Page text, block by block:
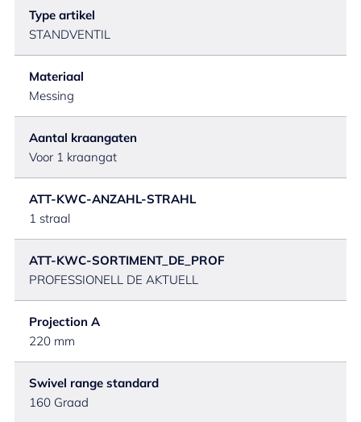
Type artikel
STANDVENTIL
Materiaal
Messing
Aantal kraangaten
Voor 1 kraangat
ATT-KWC-ANZAHL-STRAHL
1 straal
ATT-KWC-SORTIMENT_DE_PROF
PROFESSIONELL DE AKTUELL
Projection A
220 mm
Swivel range standard
160 Graad